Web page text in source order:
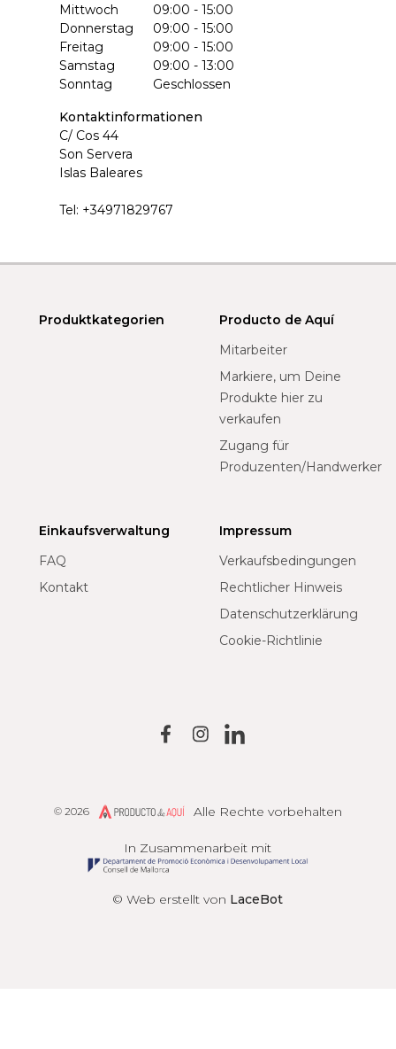
Mittwoch
09:00 - 15:00
Donnerstag
09:00 - 15:00
Freitag
09:00 - 15:00
Samstag
09:00 - 13:00
Sonntag
Geschlossen
Kontaktinformationen
C/ Cos 44
Son Servera
Islas Baleares
Tel: +34971829767
Produktkategorien
Producto de Aquí
Mitarbeiter
Markiere, um Deine
Produkte hier zu
verkaufen
Zugang für
Produzenten/Handwerker
Einkaufsverwaltung
FAQ
Kontakt
Impressum
Verkaufsbedingungen
Rechtlicher Hinweis
Datenschutzerklärung
Cookie-Richtlinie
© Web erstellt von LaceBot
In Zusammenarbeit mit
© 2026 Producto de AquíAlle Rechte vorbehalten